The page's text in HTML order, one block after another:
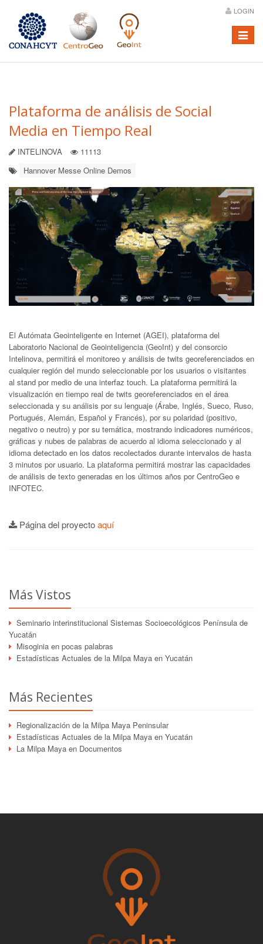
LOGIN
Menú
Plataforma de análisis de Social
Media en Tiempo Real
INTELINOVA
11113
Hannover Messe Online Demos
El Autómata Geointeligente en Internet (AGEI), plataforma del
Laboratorio Nacional de Geointeligencia (GeoInt) y del consorcio
Intelinova, permitirá el monitoreo y análisis de twits georeferenciados en
cualquier región del mundo seleccionable por los usuarios o visitantes
al stand por medio de una interfaz touch. La plataforma permitirá la
visualización en tiempo real de twits georeferenciados en el área
seleccionada y su análisis por su lenguaje (Árabe, Inglés, Sueco, Ruso,
Portugués, Alemán, Español y Francés), por su polaridad (positivo,
negativo o neutro) y por su temática, mostrando indicadores numéricos,
gráficas y nubes de palabras de acuerdo al idioma seleccionado y al
idioma detectado en los datos recolectados durante intervalos de hasta
3 minutos por usuario. La plataforma permitirá mostrar las capacidades
de análisis de texto generadas en los últimos años por CentroGeo e
INFOTEC.
Página del proyectoaquí
Más Vistos
Seminario interinstitucional Sistemas Socioecológicos Península de
Yucatán
Misoginia en pocas palabras
Estadísticas Actuales de la Milpa Maya en Yucatán
Más Recientes
Regionalización de la Milpa Maya Peninsular
Estadísticas Actuales de la Milpa Maya en Yucatán
La Milpa Maya en Documentos